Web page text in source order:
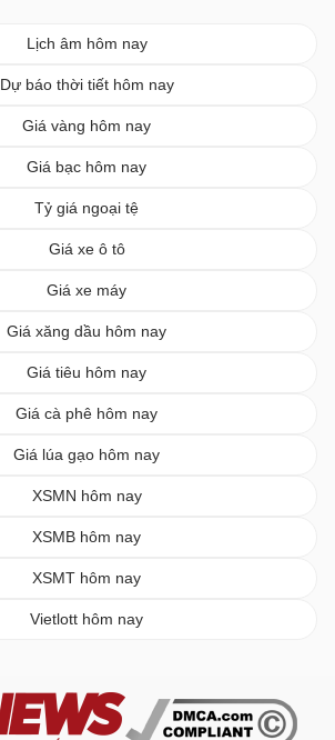
Lịch âm hôm nay
Dự báo thời tiết hôm nay
Giá vàng hôm nay
Giá bạc hôm nay
Tỷ giá ngoại tệ
Giá xe ô tô
Giá xe máy
Giá xăng dầu hôm nay
Giá tiêu hôm nay
Giá cà phê hôm nay
Giá lúa gạo hôm nay
XSMN hôm nay
XSMB hôm nay
XSMT hôm nay
Vietlott hôm nay